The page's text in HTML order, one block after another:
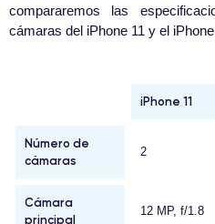
compararemos las
cámaras del iPhone 11 y el
iPhone 11
Número de
cámaras
2
Cámara
principal
12 MP, f/1.8